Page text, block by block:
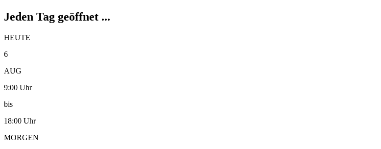
Jeden Tag geöffnet ...
HEUTE
6
AUG
9:00 Uhr
bis
18:00 Uhr
MORGEN